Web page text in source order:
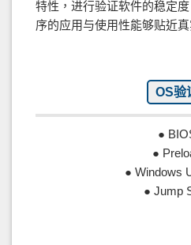
特性，进行验证软件的稳定
序的应用与使用性能够贴近
OS验
●
●
● Windows
● Jump